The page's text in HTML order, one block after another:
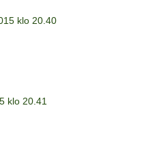
klo 20.40
klo 20.41